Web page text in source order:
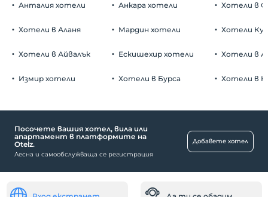
Анталия хотели
Хотели в Аланя
Хотели в Айвалък
Измир хотели
Анкара хотели
Мардин хотели
Ескишехир хотели
Хотели в Бурса
Хотели в
Хотели
Хотели в
Хотели в
Посочете вашия хотел, вила или
апартамент в платформите на
Otelz.
Лесна и самообслужваща се регистрация
Добавете хотел